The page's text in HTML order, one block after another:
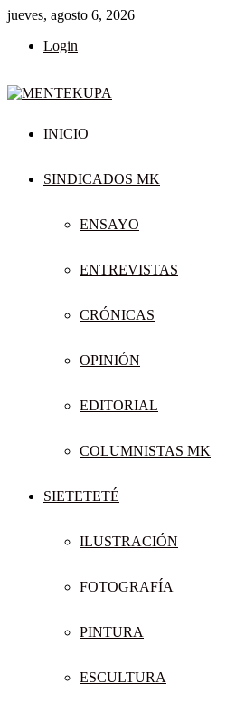
jueves, agosto 6, 2026
Login
INICIO
SINDICADOS MK
ENSAYO
ENTREVISTAS
CRÓNICAS
OPINIÓN
EDITORIAL
COLUMNISTAS MK
SIETETETÉ
ILUSTRACIÓN
FOTOGRAFÍA
PINTURA
ESCULTURA